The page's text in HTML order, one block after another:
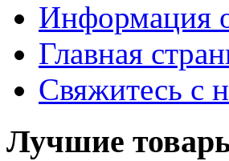
Информация
Главная
Свяжитесь с
Лучшие